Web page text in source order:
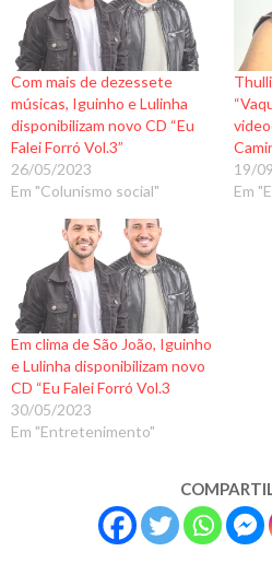
Com mais de dezessete
músicas, Iguinho e Lulinha
disponibilizam novo CD “Eu
Falei Forró Vol.3”
26/05/2023
Em "Colunismo social"
19/
Em
Em clima de São João, Iguinho
e Lulinha disponibilizam novo
CD “Eu Falei Forró Vol.3
30/05/2023
Em "Entretenimento"